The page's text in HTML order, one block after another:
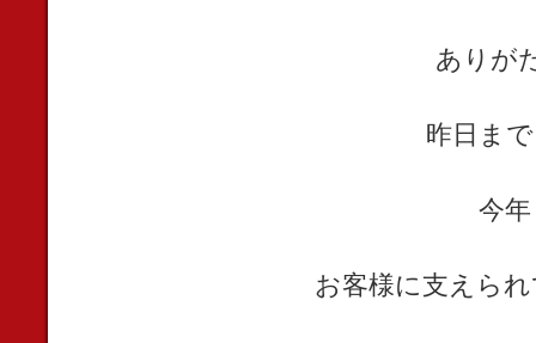
ありが
昨日ま
今
お客様に支えら